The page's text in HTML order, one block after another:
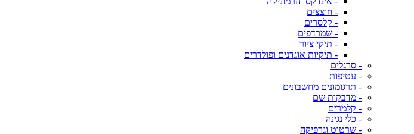
- חוצצים
- קלסרים
- שמרדפים
- תיקי ציור
- תיקיות אוגדנים ופולדרים
- סרגלים
- עטיפות
- תרגומונים מחשבונים
- מדבקות שם
- קלמרים
- כלי נגינה
- שרטוט וגרפיקה